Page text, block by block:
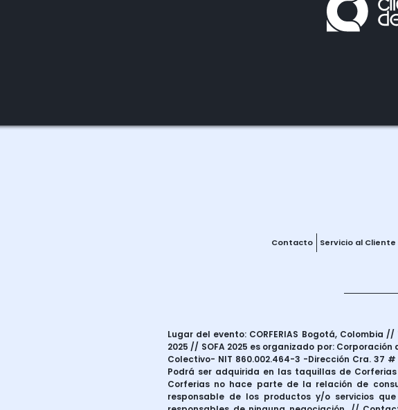
Contacto Servicio al Cliente
Lugar del evento: CORFERIAS Bogotá,
2025 // SOFA 2025 es organizado por:
Colectivo- NIT 860.002.464-3 -Dirección Cra. 37
Podrá ser adquirida en las taquillas de
Corferias no hace parte de la relación de
responsable de los productos y/o servicios